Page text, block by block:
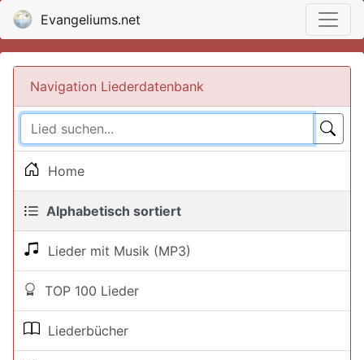
Evangeliums.net
Navigation Liederdatenbank
Home
Alphabetisch sortiert
Lieder mit Musik (MP3)
TOP 100 Lieder
Liederbücher